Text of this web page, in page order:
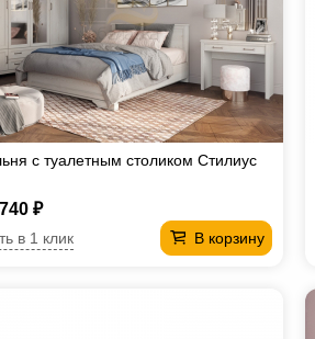
с туалетным столиком Стилиус
₽
В корзину
в 1 клик